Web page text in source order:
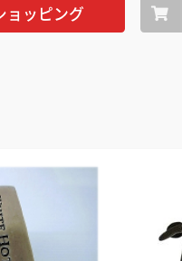
ョッピング